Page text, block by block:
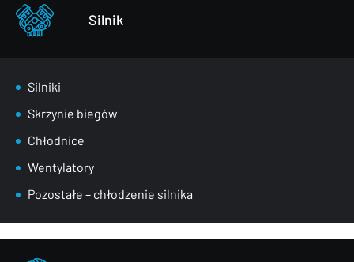
Pozostałe – części karoserii
Silnik
Silniki
Skrzynie biegów
Chłodnice
Wentylatory
Pozostałe – chłodzenie silnika